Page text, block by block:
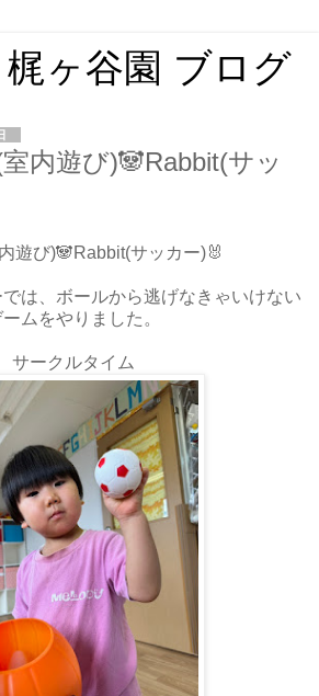
ヶ谷園 ブログ
内遊び)🐼Rabbit(サッ
遊び)🐼Rabbit(サッカー)🐰
は、ボールから逃げなきゃいけない
ムをやりました。
サークルタイム